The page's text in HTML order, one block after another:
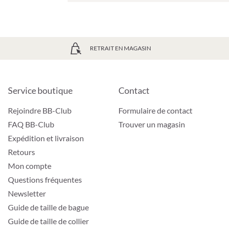
RETRAIT EN MAGASIN
Service boutique
Rejoindre BB-Club
FAQ BB-Club
Expédition et livraison
Retours
Mon compte
Questions fréquentes
Newsletter
Guide de taille de bague
Guide de taille de collier
Contact
Formulaire de contact
Trouver un magasin